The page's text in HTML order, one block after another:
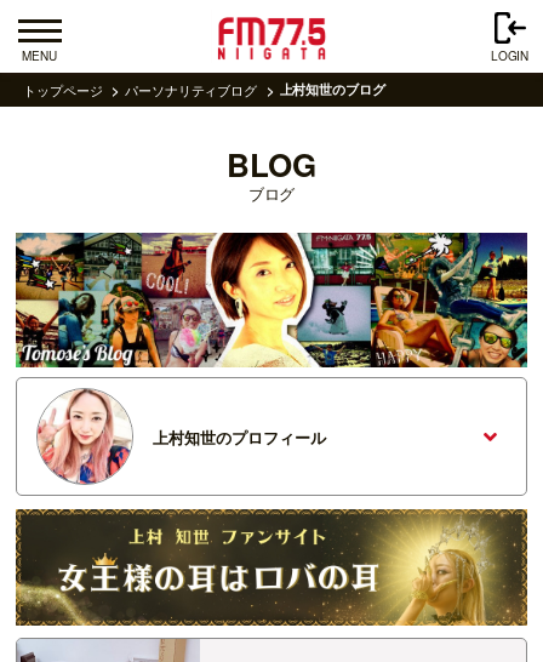
MENU LOGIN
トップページ パーソナリティブログ 上村知世のブログ
BLOG
ブログ
上村知世のプロフィール